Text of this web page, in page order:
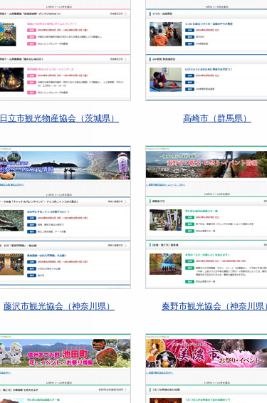
日立市観光物産協会（茨城県） 高崎市（群馬県）
藤沢市観光協会（神奈川県） 秦野市観光協会（神奈川県）